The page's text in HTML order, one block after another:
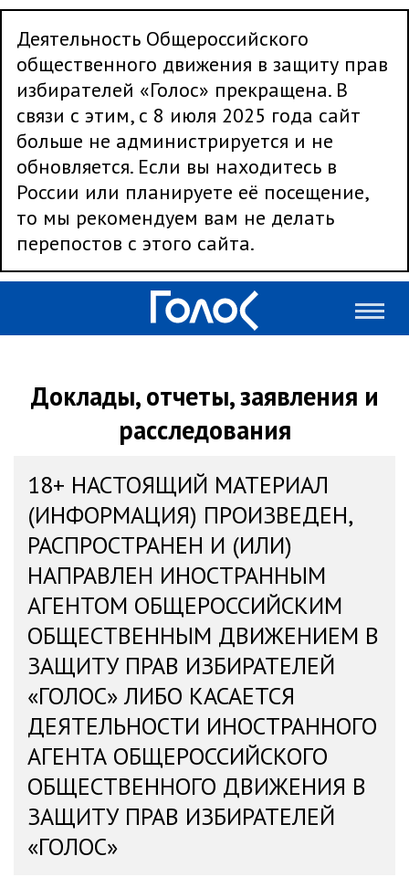
Деятельность Общероссийского
общественного движения в защиту прав
избирателей «Голос» прекращена. В
связи с этим, с 8 июля 2025 года сайт
больше не администрируется и не
обновляется. Если вы находитесь в
России или планируете её посещение,
то мы рекомендуем вам не делать
перепостов с этого сайта.
Доклады, отчеты, заявления и
расследования
18+ НАСТОЯЩИЙ МАТЕРИАЛ
(ИНФОРМАЦИЯ) ПРОИЗВЕДЕН,
РАСПРОСТРАНЕН И (ИЛИ)
НАПРАВЛЕН ИНОСТРАННЫМ
АГЕНТОМ ОБЩЕРОССИЙСКИМ
ОБЩЕСТВЕННЫМ ДВИЖЕНИЕМ В
ЗАЩИТУ ПРАВ ИЗБИРАТЕЛЕЙ
«ГОЛОС» ЛИБО КАСАЕТСЯ
ДЕЯТЕЛЬНОСТИ ИНОСТРАННОГО
АГЕНТА ОБЩЕРОССИЙСКОГО
ОБЩЕСТВЕННОГО ДВИЖЕНИЯ В
ЗАЩИТУ ПРАВ ИЗБИРАТЕЛЕЙ
«ГОЛОС»